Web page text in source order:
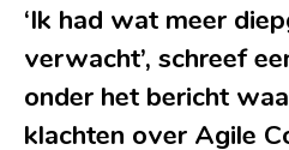
‘Ik had wat meer
verwacht’, schreef
onder het bericht
klachten over Agile